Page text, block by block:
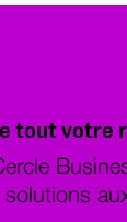
tout votre